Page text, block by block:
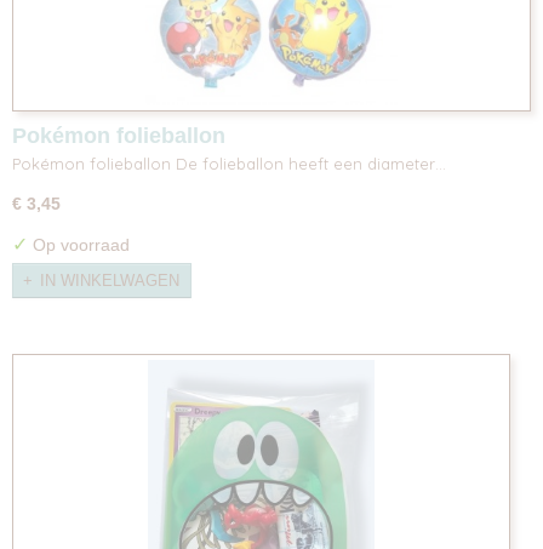
Pokémon folieballon
Pokémon folieballon De folieballon heeft een diameter…
€ 3,45
✓ Op voorraad
IN WINKELWAGEN